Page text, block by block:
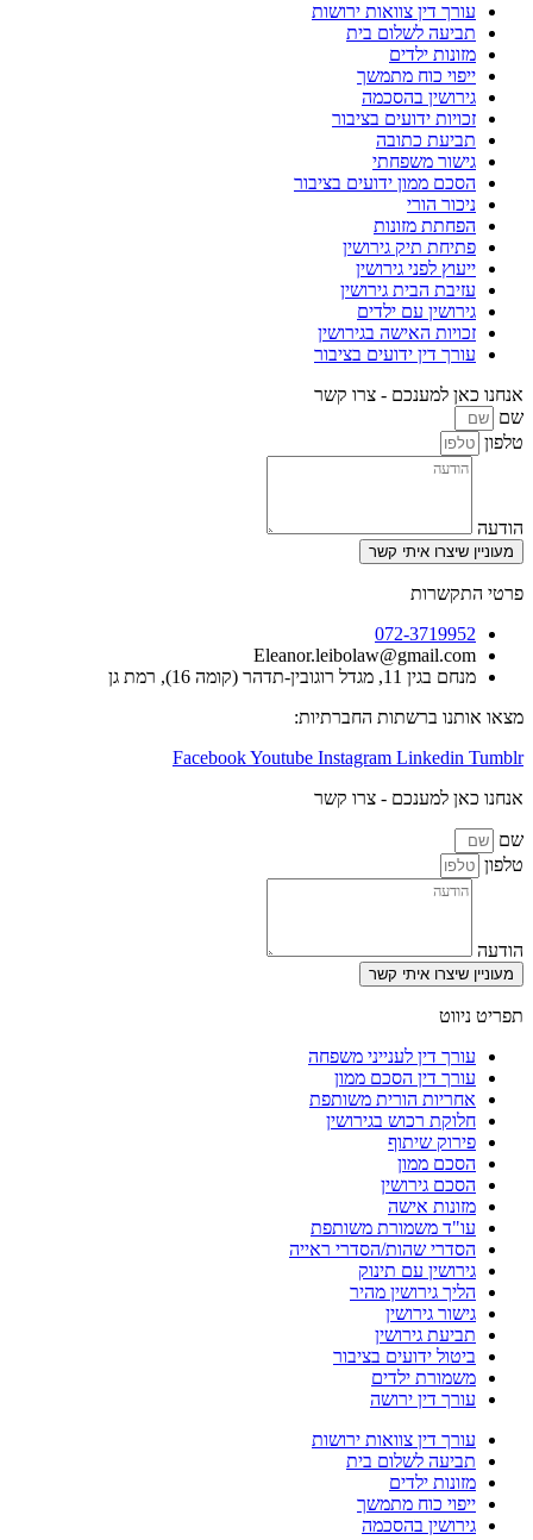
דין צוואות ירושות
לשלום בית
ילדים
כוח מתמשך
בהסכמה
ידועים בציבור
כתובה
משפחתי
ממון ידועים בציבור
הורי
מזונות
תיק גירושין
לפני גירושין
הבית גירושין
עם ילדים
האישה בגירושין
דין ידועים בציבור
למענכם - צרו קשר
איתי קשר
072-
תדהר (קומה 16), רמת גן
ברשתות החברתיות:
FacebookYoutube Instagram
למענכם - צרו קשר
איתי קשר
דין לענייני משפחה
דין הסכם ממון
הורית משותפת
רכוש בגירושין
שיתוף
ממון
גירושין
אישה
משמורת משותפת
שהות/הסדרי ראייה
עם תינוק
גירושין מהיר
גירושין
גירושין
ידועים בציבור
ילדים
דין ירושה
דין צוואות ירושות
לשלום בית
ילדים
כוח מתמשך
בהסכמה